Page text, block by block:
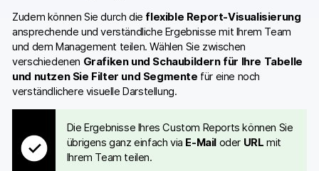
Zudem können Sie durch die flexible Report-Visualisierung
ansprechende und verständliche Ergebnisse mit Ihrem Team
und dem Management teilen. Wählen Sie zwischen
verschiedenen Grafiken und Schaubildern für Ihre Tabelle
und nutzen Sie Filter und Segmente für eine noch
verständlichere visuelle Darstellung.
Die Ergebnisse Ihres Custom Reports können Sie
übrigens ganz einfach via E-Mail oder URL mit
Ihrem Team teilen.